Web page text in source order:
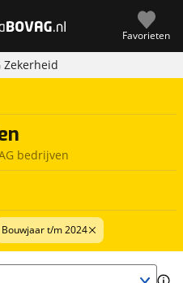
Favorieten
Zekerheid
bedrijven
Bouwjaar t/m 2024